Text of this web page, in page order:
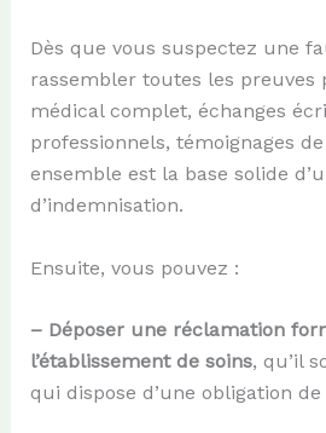
Dès que vous suspectez une
rassembler toutes les preuves
médical complet, échanges
professionnels, témoignages
ensemble est la base solide
d’indemnisation.
Ensuite, vous pouvez :
– Déposer une réclamation
l’établissement de soins, qu’il
qui dispose d’une obligation